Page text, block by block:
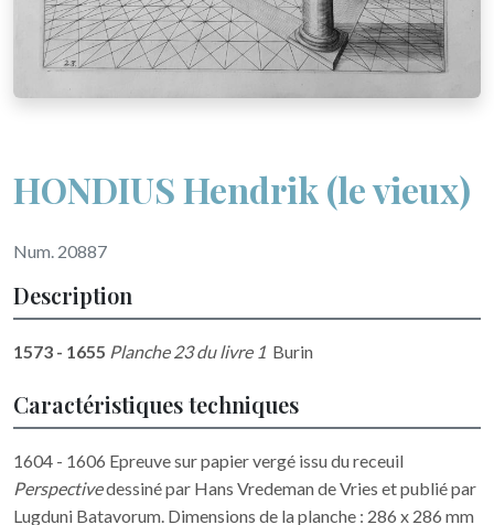
HONDIUS Hendrik (le vieux)
Num. 20887
Description
1573 - 1655 Planche 23 du livre 1 Burin
Caractéristiques techniques
1604 - 1606 Epreuve sur papier vergé issu du receuil
Perspectivedessiné par Hans Vredeman de Vries et publié par
Lugduni Batavorum. Dimensions de la planche : 286 x 286 mm